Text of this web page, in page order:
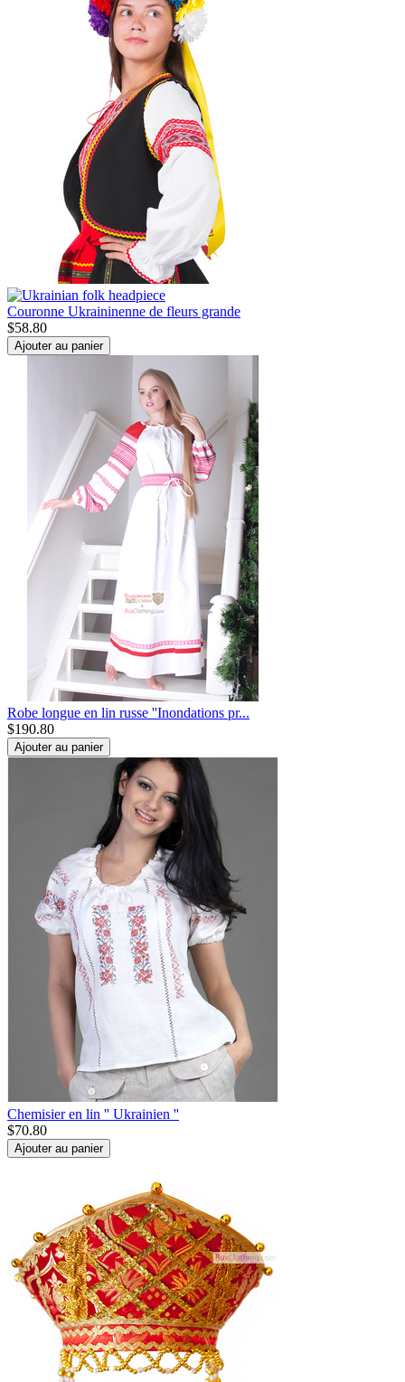
Couronne Ukraininenne de fleurs grande
$58.80
Ajouter au panier
Robe longue en lin russe ''Inondations pr...
$190.80
Ajouter au panier
Chemisier en lin '' Ukrainien ''
$70.80
Ajouter au panier